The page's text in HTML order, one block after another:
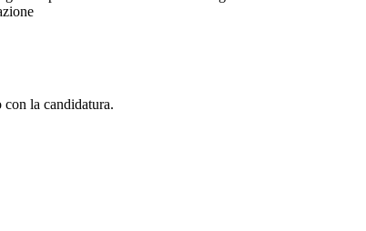
la candidatura.